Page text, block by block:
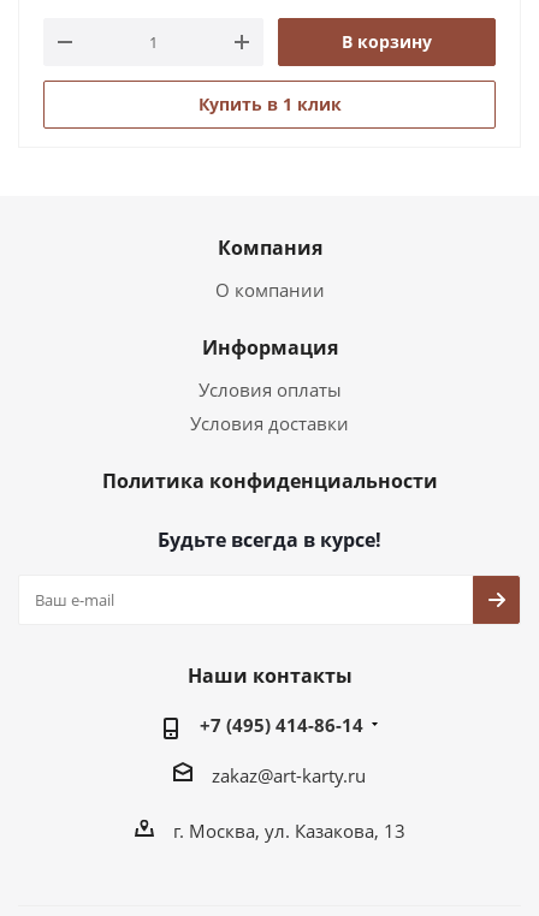
В корзину
Купить в 1 клик
Компания
О компании
Информация
Условия оплаты
Условия доставки
Политика конфиденциальности
Будьте всегда в курсе!
Наши контакты
+7 (495) 414-86-14
zakaz@art-karty.ru
г. Москва, ул. Казакова, 13